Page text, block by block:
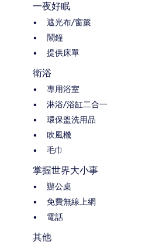
一夜好眠
遮光布/窗簾
鬧鐘
提供床單
衛浴
專用浴室
淋浴/浴缸二合一
環保盥洗用品
吹風機
毛巾
掌握世界大小事
辦公桌
免費無線上網
電話
其他